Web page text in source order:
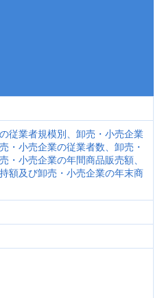
従業者規模別、卸売・小売企業
・小売企業の従業者数、卸売・
・小売企業の年間商品販売額、
額及び卸売・小売企業の年末商